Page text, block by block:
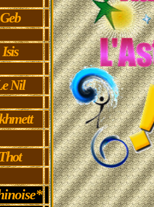
Geb
Isis
Nil
Thot